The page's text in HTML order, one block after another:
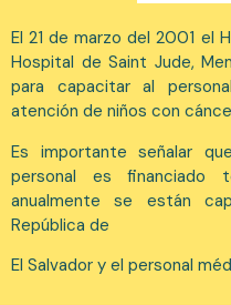
El 21 de marzo del 2001 el
Hospital de Saint Jude,
para capacitar al
atención de niños con
Es importante señalar
personal es financiado
anualmente se están
República de
El Salvador y el personal